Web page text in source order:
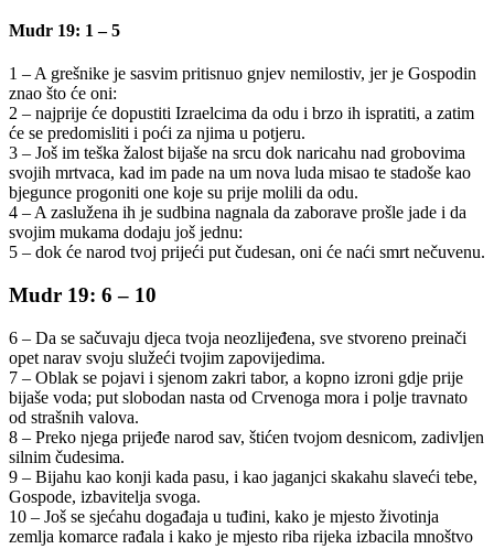
Mudr 19: 1 – 5
1 – A grešnike je sasvim pritisnuo gnjev nemilostiv, jer je Gospodin
znao što će oni:
2 – najprije će dopustiti Izraelcima da odu i brzo ih ispratiti, a zatim
će se predomisliti i poći za njima u potjeru.
3 – Još im teška žalost bijaše na srcu dok naricahu nad grobovima
svojih mrtvaca, kad im pade na um nova luda misao te stadoše kao
bjegunce progoniti one koje su prije molili da odu.
4 – A zaslužena ih je sudbina nagnala da zaborave prošle jade i da
svojim mukama dodaju još jednu:
5 – dok će narod tvoj prijeći put čudesan, oni će naći smrt nečuvenu.
Mudr 19: 6 – 10
6 – Da se sačuvaju djeca tvoja neozlijeđena, sve stvoreno preinači
opet narav svoju služeći tvojim zapovijedima.
7 – Oblak se pojavi i sjenom zakri tabor, a kopno izroni gdje prije
bijaše voda; put slobodan nasta od Crvenoga mora i polje travnato
od strašnih valova.
8 – Preko njega prijeđe narod sav, štićen tvojom desnicom, zadivljen
silnim čudesima.
9 – Bijahu kao konji kada pasu, i kao jaganjci skakahu slaveći tebe,
Gospode, izbavitelja svoga.
10 – Još se sjećahu događaja u tuđini, kako je mjesto životinja
zemlja komarce rađala i kako je mjesto riba rijeka izbacila mnoštvo